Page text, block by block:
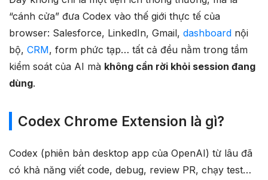
“cánh cửa” đưa Codex vào thế giới thực tế của
browser: Salesforce, LinkedIn, Gmail, dashboard nội
bộ, CRM, form phức tạp… tất cả đều nằm trong tầm
kiểm soát của AI mà không cần rời khỏi session đang
dùng.
Codex Chrome Extension là gì?
Codex (phiên bản desktop app của OpenAI) từ lâu đã
có khả năng viết code, debug, review PR, chạy test…